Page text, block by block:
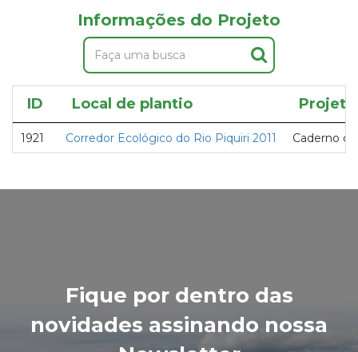
Informações do Projeto
ID Local de plantio Projeto
1921 Corredor Ecológico do Rio Piquiri 2011 Caderno
Fique por dentro das
novidades assinando nossa